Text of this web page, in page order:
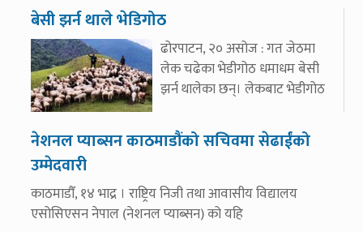
बेसी झर्न थाले भेडिगोठ
ढोरपाटन, २० असोज : गत जेठमा
लेक चढेका भेडीगोठ धमाधम बेसी
झर्न थालेका छन्। लेकबाट भेडीगोठ
नेशनल प्याब्सन काठमाडौंको सचिवमा सेढाईंको
उम्मेदवारी
काठमाडौँ, १४ भाद्र । राष्ट्रिय निजी तथा आवासीय विद्यालय
एसोसिएसन नेपाल (नेशनल प्याब्सन) को यहि